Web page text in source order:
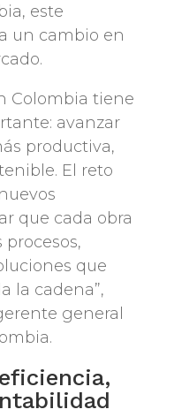
este
un cambio en
Colombia tiene
avanzar
productiva,
El reto
que cada obra
que
la cadena”,
general